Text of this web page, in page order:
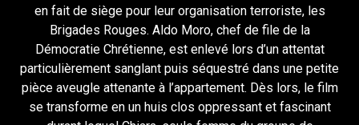
en fait de siège pour leur organisation terroriste, les
Brigades Rouges. Aldo Moro, chef de file de la
Démocratie Chrétienne, est enlevé lors d’un attentat
particulièrement sanglant puis séquestré dans une petite
pièce aveugle attenante à l’appartement. Dès lors, le film
se transforme en un huis clos oppressant et fascinant